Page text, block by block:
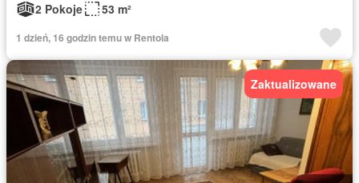
2 Pokoje
53 m²
1 dzień, 16 godzin temu w Rentola
Zaktualizowane